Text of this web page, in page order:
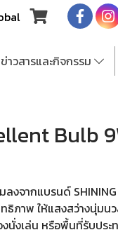
ข่าวสารและกิจกรรม
Bulb
จากแบรนด์
ภาพ ให้แสงสว่างนุ่มนว
นั่งเล่น หรือพื้นที่รับประ